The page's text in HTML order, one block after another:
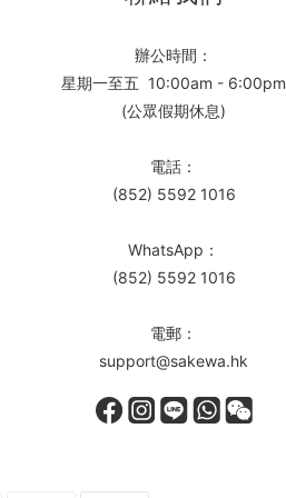
辦公時間：
星期一至五 10:00am - 6:00pm
(公眾假期休息)
電話：
(852) 5592 1016
WhatsApp：
(852) 5592 1016
電郵：
support@sakewa.hk